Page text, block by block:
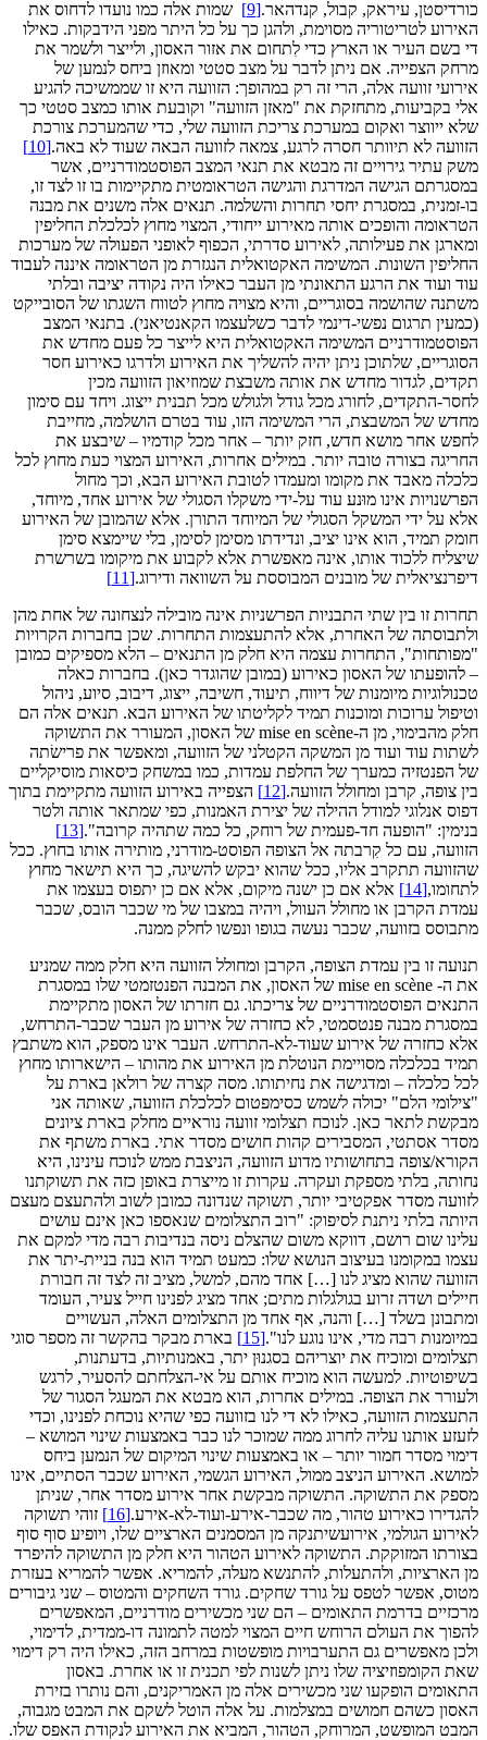
כורדיסטן, עיראק, קבול, קנדהאר.[9]
שמות אלה כמו נועדו לדחוס את
האירוע לטריטוריה מסוימת, ולהגן כך על כל היתר מפני הידבקות. כאילו
די בשם העיר או הארץ כדי לִתחום את אזור האסון, ולייצר ולשמר את
מרחק הצפייה. אם ניתן לדבר על מצב סטטי ומאוזן ביחס לנמען של
אירועי זוועה אלה, הרי זה רק במהופך: הזוועה היא זו שממשיכה להגיע
אלי בקביעות, מתחזקת את "מאזן הזוועה" וקובעת אותו כמצב סטטי כך
שלא ייווצר ואקום במערכת צריכת הזוועה שלי, כדי שהמערכת צורכת
הזוועה לא תיוותר חסרה לרגע, צמאה לזוועה הבאה שעוד לא באה.[10]
משק עתיר גירויים זה מבטא את תנאי המצב הפוסטמודרניים, אשר
במסגרתם הגישה המדרגת והגישה הטראומטית מתקיימות בו זו לצד זו,
בו-זמנית, במסגרת יחסי תחרות והשלמה. תנאים אלה משנים את מבנה
הטראומה והופכים אותה מאירוע ייחודי, המצוי מחוץ לכלכלת החליפין
ומארגן את פעילותה, לאירוע סדרתי, הכפוף לאופני הפעולה של מערכות
החליפין השונות. המשימה האקטואלית הנגזרת מן הטראומה איננה לעבוד
עוד ועוד את הרגע התאונתי מן העבר כאילו היה נקודה יציבה ובלתי
משתנה שהושמה בסוגריים, והיא מצויה מחוץ לטווח השגתו של הסובייקט
(כמעין תרגום נפשי-דינמי לדבר כשלעצמו הקאנטיאני). בתנאי המצב
הפוסטמודרניים המשימה האקטואלית היא לייצר כל פעם מחדש את
הסוגריים, שלתוכן ניתן יהיה להשליך את האירוע ולדרגו כאירוע חסר
תקדים, לגדור מחדש את אותה משבצת שמוזיאון הזוועה מכין
לחסר-התקדים, לחורג מכל גודל ולגולש מכל תבנית ייצוג. ויחד עם סימון
מחדש של המשבצת, הרי המשימה הזו, עוד בטרם הושלמה, מחייבת
לחפש אחר מושא חדש, חזק יותר – אחר מכל קודמיו – שיבצע את
החריגה בצורה טובה יותר. במילים אחרות, האירוע המצוי כעת מחוץ לכל
כלכלה מאבד את מקומו ומעמדו לטובת האירוע הבא, וכך מחול
הפרשנויות אינו מוּנע עוד על-ידי משקלו הסגולי של אירוע אחד, מיוחד,
אלא על ידי המשקל הסגולי של המיוחד התורן. אלא שהמובן של האירוע
חומק תמיד, הוא אינו יציב, ונדידתו מסימן לסימן, בלי שיימצא סימן
שיצליח ללכוד אותו, אינה מאפשרת אלא לקבוע את מיקומו בשרשרת
דיפרנציאלית של מובנים המבוססת על השוואה ודירוג.[11]
תחרות זו בין שתי התבניות הפרשניות אינה מובילה לנצחונה של אחת מהן
ולתבוסתה של האחרת, אלא להתעצמות התחרות. שכן בחברות הקרויות
"מפותחות", התחרות עצמה היא חלק מן התנאים – הלא מספיקים כמובן
– להופעתו של האסון כאירוע (במובן שהוגדר כאן). בחברות כאלה
טכנולוגיות מיומנות של דיווח, תיעוד, חשיבה, ייצוג, דיבוב, סיוע, ניהול
וטיפול ערוכות ומוכנות תמיד לקליטתו של האירוע הבא. תנאים אלה הם
חלק מהבימוי, מן ה-mise en scène של האסון, המעורר את התשוקה
לשתות עוד ועוד מן המשקה הקטלני של הזוועה, ומאפשר את פרישׂתה
של הפנטזיה כמערך של החלפת עמדות, כמו במשחק כיסאות מוסיקליים
בין צופה, קרבן ומחולל הזוועה.[12]
הצפייה באירוע הזוועה מתקיימת בתוך
דפוס אנלוגי למודל ההילה של יצירת האמנות, כפי שמתאר אותה ולטר
בנימין: "הופעה חד-פעמית של רוחק, כל כמה שתהיה קרובה".[13]
הזוועה, עם כל קִרבתה אל הצופה הפוסט-מודרני, מותירה אותו בחוץ. ככל
שהזוועה תתקרב אליו, ככל שהוא יבקש להשיגה, כך היא תישאר מחוץ
לתחומו,[14]
אלא אם כן ישנה מיקום, אלא אם כן יתפוס בעצמו את
עמדת הקרבן או מחולל העוול, ויהיה במצבו של מי שכבר הובס, שכבר
מתבוסס בזוועה, שכבר נעשה בגופו ונפשו לחלק ממנה.
תנועה זו בין עמדת הצופה, הקרבן ומחולל הזוועה היא חלק ממה שמניע
את ה- mise en scène של האסון, את המבנה הפנטזמטי שלו במסגרת
התנאים הפוסטמודרניים של צריכתו. גם חזרתו של האסון מתקיימת
במסגרת מבנה פנטסמטי, לא כחזרה של אירוע מן העבר שכבר-התרחש,
אלא כחזרה של אירוע שעוד-לא-התרחש. העבר אינו מספק, הוא משתבץ
תמיד בכלכלה מסויימת הנוטלת מן האירוע את מהותו – הישארותו מחוץ
לכל כלכלה – ומדגישה את נחיתותו. מסה קצרה של רולאן בארת על
"צילומי הלם" יכולה לשמש כסימפטום לכלכלת הזוועה, שאותה אני
מבקשת לתאר כאן. לנוכח תצלומי זוועה נוראיים מחלק בארת ציונים
מסדר אסתטי, המסבירים קהות חושים מסדר אתי. בארת משתף את
הקורא/צופה בתחושותיו מדוע הזוועה, הניצבת ממש לנוכח עינינו, היא
נחותה, בלתי מספקת ועקרה. עקרות זו מייצרת באופן כזה את תשוקתנו
לזוועה מסדר אפקטיבי יותר, תשוקה שנדונה כמובן לשוב ולהתעצם מעצם
היותה בלתי ניתנת לסיפוק: "רוב התצלומים שנאספו כאן אינם עושים
עלינו שום רושם, דווקא משום שהצלם ניסה בנדיבות רבה מדי למקם את
עצמו במקומנו בעיצוב הנושא שלו: כמעט תמיד הוא בנה בניית-יתר את
הזוועה שהוא מציג לנו […] אחד מהם, למשל, מציב זה לצד זה חבורת
חיילים ושדה זרוע בגולגלות מתים; אחד מציג לפנינו חייל צעיר, העומד
ומתבונן בשלד […] והנה, אף אחד מן התצלומים האלה, העשויים
במיומנות רבה מדי, אינו נוגע לנו".[15]
בארת מבקר בהקשר זה מספר סוגי
תצלומים ומוכיח את יוצריהם בסגנוּן יתר, באמנותיות, בדעתנות,
בשיפוטיות. למעשה הוא מוכיח אותם על אי-הצלחתם להסעיר, לרגש
ולעורר את הצופה. במילים אחרות, הוא מבטא את המעגל הסגור של
התעצמות הזוועה, כאילו לא די לנו בזוועה כפי שהיא נוכחת לפנינו, וכדי
לזעזע אותנו עליה לחרוג ממה שמוכר לנו כבר באמצעות שינוי המושא –
דימוי מסדר חמור יותר – או באמצעות שינוי המיקום של הנמען ביחס
למושא. האירוע הניצב ממול, האירוע הגשמי, האירוע שכבר הסתיים, אינו
מספק את התשוקה. התשוקה מבקשת אחר אירוע מסדר אחר, שניתן
להגדירו כאירוע טהור, מה שכבר-אירע-ועוד-לא-אירע.[16]
זוהי תשוקה
לאירוע הגולמי, אירועשיתנקה מן המסמנים הארציים שלו, ויופיע סוף סוף
בצורתו המזוקקת. התשוקה לאירוע הטהור היא חלק מן התשוקה להיפרד
מן הארציות, ולהתעלות, להתנשא מעלה, להמריא. אפשר להמריא בעזרת
מטוס, אפשר לטפס על גורד שחקים. גורד השחקים והמטוס – שני גיבורים
מרכזיים בדרמת התאומים – הם שני מכשירים מודרניים, המאפשרים
להפוך את העולם הרוחש חיים המצוי למטה לתמונה דו-ממדית, לדימוי,
ולכן מאפשרים גם התערבויות מופשטות במרחב הזה, כאילו היה רק דימוי
שאת הקומפוזיציה שלו ניתן לשנות לפי תכנית זו או אחרת. באסון
התאומים הופקעו שני מכשירים אלה מן האמריקנים, והם נותרו בזירת
האסון כשהם חמושים במצלמות. על אלה הוטל לשקם את המבט מגבוה,
המבט המופשט, המרוחק, הטהור, המביא את האירוע לנקודת האפס שלו.